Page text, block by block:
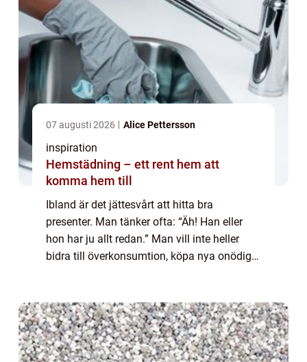
07 augusti 2026 Alice Pettersson
inspiration
Hemstädning – ett rent hem att
komma hem till
Ibland är det jättesvårt att hitta bra
presenter. Man tänker ofta: “Äh! Han eller
hon har ju allt redan.” Man vill inte heller
bidra till överkonsumtion, köpa nya onödiga